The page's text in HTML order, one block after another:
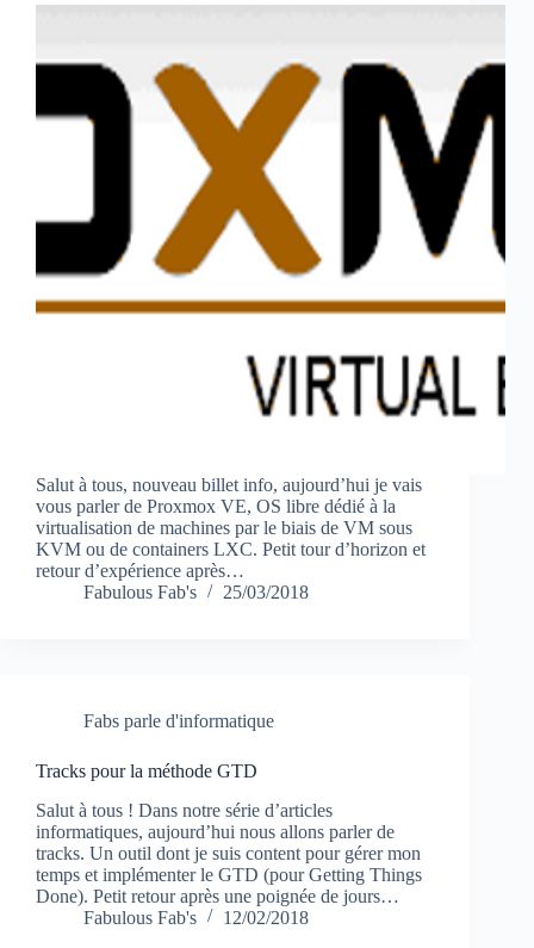
Salut à tous, nouveau billet info, aujourd’hui je vais
vous parler de Proxmox VE, OS libre dédié à la
virtualisation de machines par le biais de VM sous
KVM ou de containers LXC. Petit tour d’horizon et
retour d’expérience après…
Fabulous Fab's
25/03/2018
Fabs parle d'informatique
Tracks pour la méthode GTD
Salut à tous ! Dans notre série d’articles
informatiques, aujourd’hui nous allons parler de
tracks. Un outil dont je suis content pour gérer mon
temps et implémenter le GTD (pour Getting Things
Done). Petit retour après une poignée de jours…
Fabulous Fab's
12/02/2018